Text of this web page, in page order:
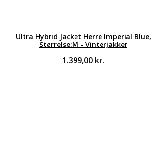
Ultra Hybrid Jacket Herre Imperial Blue,
Størrelse:M - Vinterjakker
1.399,00 kr.